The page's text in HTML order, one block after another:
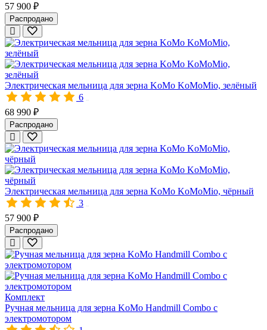
Электрическая мельница для зерна KoMo KoMoMio, чёрный
Домашняя мельница для зерна KoMo KoMoMio подходит для
- Мягкого зерна (пшеница, овёс, ячмень, рожь);
- Твёрдого зерна (рис, гречка, пшено, кукуруза);
- Семян бобовых;
- Кофе;
- Специй.
Просто насыпьте нужное количество зерна в загрузочную
Все мельницы КоМо изготовлены на фирменном заводе в
Интернет-магазин «Все Соки» – официальный поставщик
57 900 ₽
Распродано
Электрическая мельница для зерна KoMo KoMoMio, зелёный
6
68 990 ₽
Распродано
Электрическая мельница для зерна KoMo KoMoMio, чёрный
3
57 900 ₽
Распродано
Комплект
Ручная мельница для зерна KoMo Handmill Combo с
электромотором